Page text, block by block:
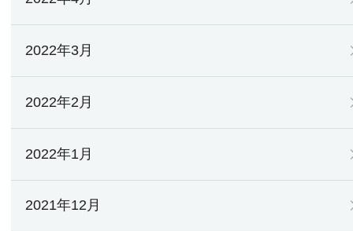
2022年3月
2022年2月
2022年1月
2021年12月